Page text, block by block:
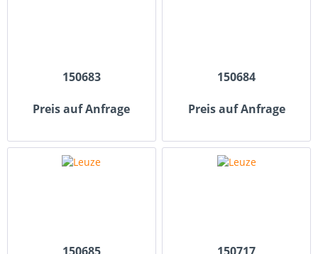
150683
Preis auf Anfrage
150684
Preis auf Anfrage